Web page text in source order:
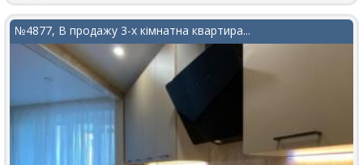
№4877, В продажу 3-х кімнатна квартира...